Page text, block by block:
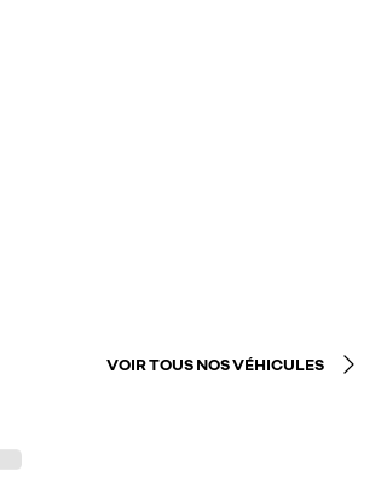
VOIR TOUS NOS VÉHICULES